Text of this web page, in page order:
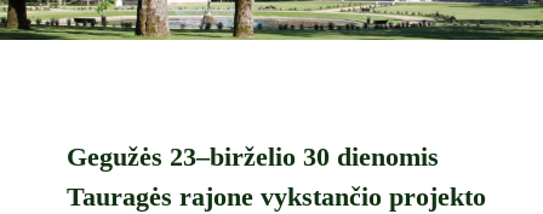
Gegužės 23–birželio 30 dienomis
Tauragės rajone vykstančio projekto